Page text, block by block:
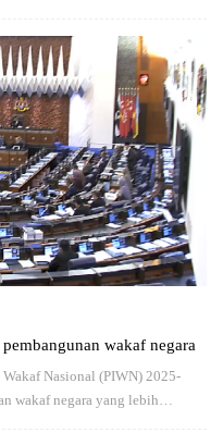
wakaf negara
Nasional (PIWN) 2025-
wakaf negara yang lebih